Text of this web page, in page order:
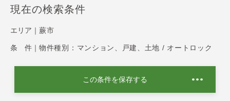
現在の検索条件
エリア｜ 蕨市
条 件｜ 物件種別：マンション、戸建、土地 / オートロック
この条件を保存する